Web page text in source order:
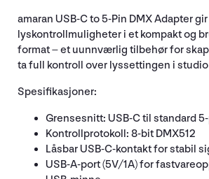
amaran USB-C to 5-Pin DMX Adapter
lyskontrollmuligheter i et kompakt og
format – et uunnværlig tilbehør for
ta full kontroll over lyssettingen i
Spesifikasjoner:
Grensesnitt: USB-C til standard
Kontrollprotokoll: 8-bit DMX512
Låsbar USB-C-kontakt for stabil
USB-A-port (5V/1A) for